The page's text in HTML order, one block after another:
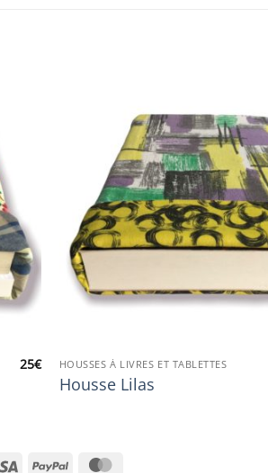
25€ HOUSSES À LIVRES ET TABLETTES
Housse Lilas
Visa PayPal